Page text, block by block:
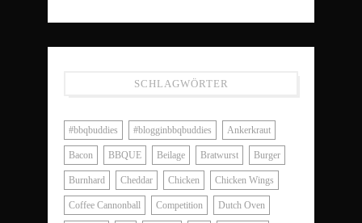
SCHLAGWÖRTER
#bbqbuddies #blogginbbqbuddies Ankerkraut
Bacon BBQUE Beilage Bratwurst Burger
Burnhard Cheddar Chicken Chicken Wings
Coffee Cannonball Competition Dutch Oven